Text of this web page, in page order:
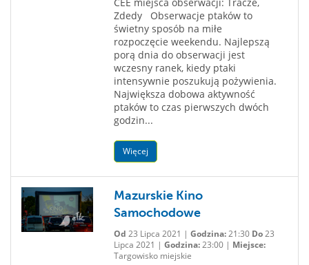
Zdedy Obserwacje ptaków to
świetny sposób na miłe
rozpoczęcie weekendu. Najlepszą
porą dnia do obserwacji jest
wczesny ranek, kiedy ptaki
intensywnie poszukują pożywienia.
Największa dobowa aktywność
ptaków to czas pierwszych dwóch
godzin...
Więcej
Mazurskie Kino
Samochodowe
Od 23 Lipca 2021 | Godzina:21:30 Do23
Lipca 2021 | Godzina:23:00 | Miejsce:
Targowisko miejskie